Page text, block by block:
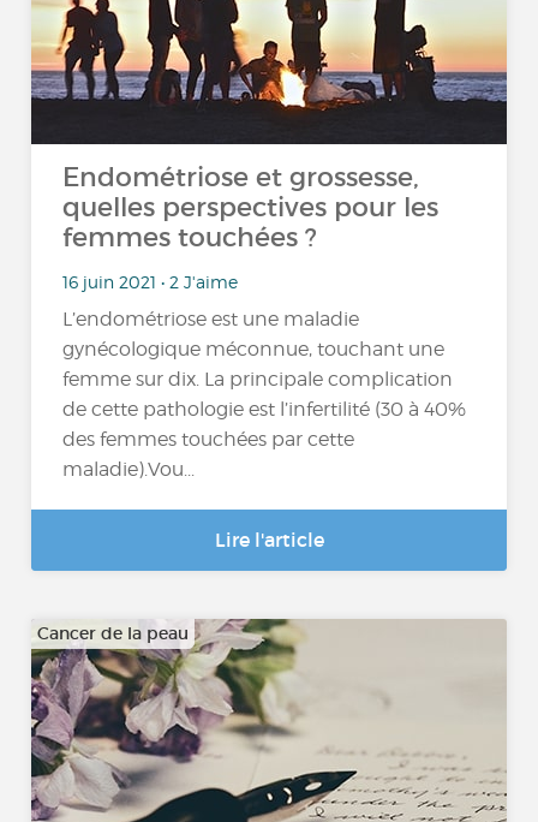
Endométriose et grossesse,
quelles perspectives pour les
femmes touchées ?
16 juin 2021 • 2 J'aime
L’endométriose est une maladie
gynécologique méconnue, touchant une
femme sur dix. La principale complication
de cette pathologie est l’infertilité (30 à 40%
des femmes touchées par cette
maladie).Vou...
Lire l'article
Cancer de la peau